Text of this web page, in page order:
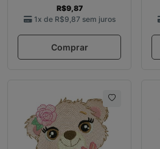
R$9,87
1x de R$9,87 sem juros
Comprar